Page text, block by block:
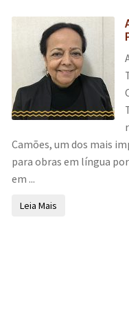
Camões, um dos mais
para obras em língua
em ...
Leia Mais